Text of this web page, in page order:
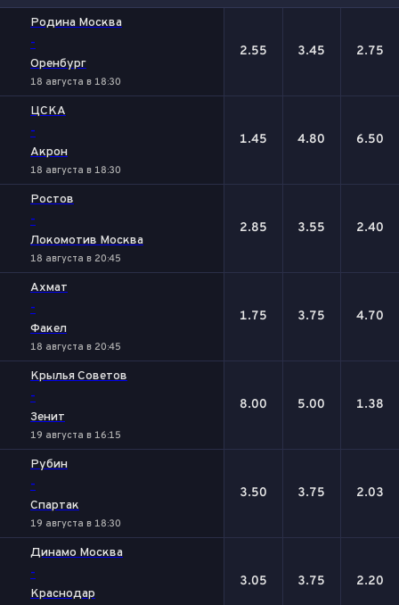
Родина Москва
-
Оренбург
18 августа в 18:30
2.55 3.45 2.75
ЦСКА
-
Акрон
18 августа в 18:30
1.45 4.80 6.50
Ростов
-
Локомотив Москва
18 августа в 20:45
2.85 3.55 2.40
Ахмат
-
Факел
18 августа в 20:45
1.75 3.75 4.70
Крылья Советов
-
Зенит
19 августа в 16:15
8.00 5.00 1.38
Рубин
-
Спартак
19 августа в 18:30
3.50 3.75 2.03
Динамо Москва
-
Краснодар
3.05 3.75 2.20